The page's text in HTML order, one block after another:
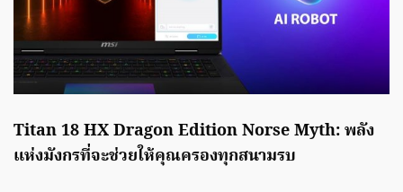
Titan 18 HX Dragon Edition Norse Myth:พลัง
แห่งมังกรที่จะช่วยให้คุณครองทุกสนามรบ